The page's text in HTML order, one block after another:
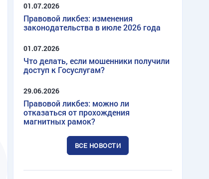
01.07.2026
Правовой ликбез: изменения
законодательства в июле 2026 года
01.07.2026
Что делать, если мошенники получили
доступ к Госуслугам?
29.06.2026
Правовой ликбез: можно ли
отказаться от прохождения
магнитных рамок?
ВСЕ НОВОСТИ